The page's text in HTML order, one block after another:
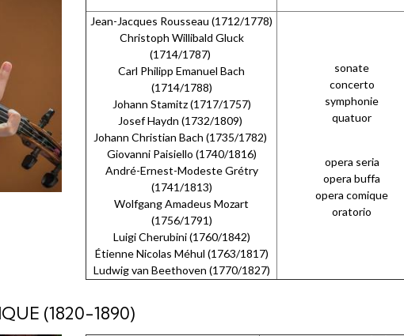
Jean-Jacques Rousseau (1712/1778)
Christoph Willibald Gluck
(1714/1787)
Carl Philipp Emanuel Bach
(1714/1788)
Johann Stamitz (1717/1757)
Josef Haydn (1732/1809)
Johann Christian Bach (1735/1782)
Giovanni Paisiello (1740/1816)
André-Ernest-Modeste Grétry
(1741/1813)
Wolfgang Amadeus Mozart
(1756/1791)
Luigi Cherubini (1760/1842)
Étienne Nicolas Méhul (1763/1817)
Ludwig van Beethoven (1770/1827)
sonate
concerto
symphonie
quatuor
opera seria
opera buffa
opera comique
oratorio
(1820-1890)